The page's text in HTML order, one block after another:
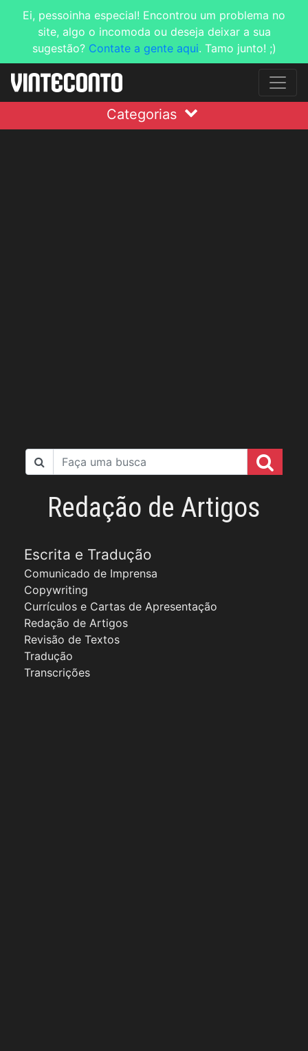
Ei, pessoinha especial! Encontrou um problema no
site, algo o incomoda ou deseja deixar a sua
sugestão? Contate a gente aqui. Tamo junto! ;)
Categorias
Redação de Artigos
Escrita e Tradução
Comunicado de Imprensa
Copywriting
Currículos e Cartas de Apresentação
Redação de Artigos
Revisão de Textos
Tradução
Transcrições